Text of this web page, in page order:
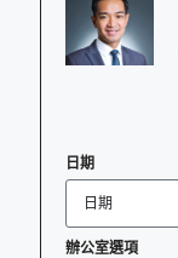
日期
辦公室選項